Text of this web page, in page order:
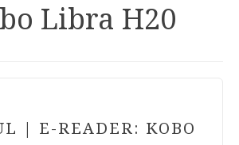
Libra H20
| E-READER: KOBO